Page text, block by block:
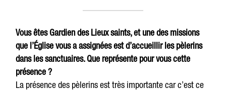
Vous êtes Gardien des Lieux saints, et une des missions
que l’Église vous a assignées est d’accueillir les pèlerins
dans les sanctuaires. Que représente pour vous cette
présence ?
La présence des pèlerins est très importante car c’est ce